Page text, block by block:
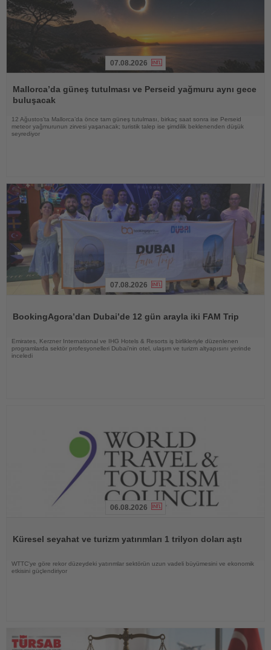
Oku
07.08.2026
Mallorca’da güneş tutulması ve Perseid yağmuru aynı gece
buluşacak
12 Ağustos’ta Mallorca’da önce tam güneş tutulması, birkaç saat sonra ise Perseid
meteor yağmurunun zirvesi yaşanacak; turistik talep ise şimdilik beklenenden düşük
seyrediyor
07.08.2026
BookingAgora’dan Dubai’de 12 gün arayla iki FAM Trip
Emirates, Kerzner International ve IHG Hotels & Resorts iş birlikleriyle düzenlenen
programlarda sektör profesyonelleri Dubai’nin otel, ulaşım ve turizm altyapısını yerinde
inceledi
06.08.2026
Küresel seyahat ve turizm yatırımları 1 trilyon doları aştı
WTTC'ye göre rekor düzeydeki yatırımlar sektörün uzun vadeli büyümesini ve ekonomik
etkisini güçlendiriyor